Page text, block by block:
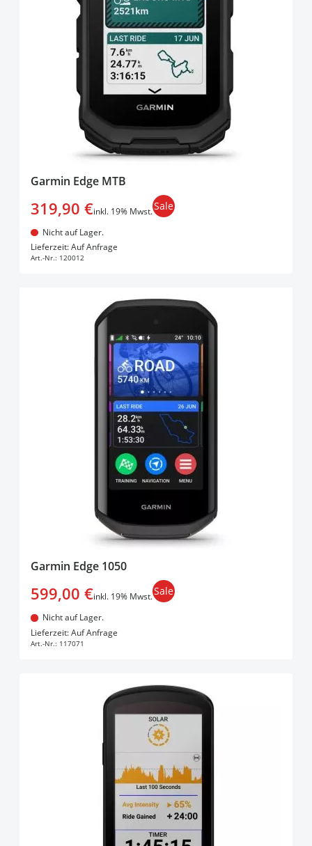
Garmin Edge MTB
319,90 €inkl. 19% Mwst.Sale
Nicht auf Lager.
Lieferzeit: Auf Anfrage
Art.-Nr.: 120012
In den Warenkorb
Garmin Edge 1050
599,00 €inkl. 19% Mwst.Sale
Nicht auf Lager.
Lieferzeit: Auf Anfrage
Art.-Nr.: 117071
In den Warenkorb